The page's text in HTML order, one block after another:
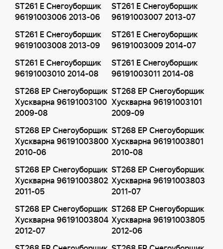
ST261 E Снегоуборщик
96191003006 2013-06
ST261 E Снегоуборщик
96191003007 2013-07
ST261 E Снегоуборщик
96191003008 2013-09
ST261 E Снегоуборщик
96191003009 2014-07
ST261 E Снегоуборщик
96191003010 2014-08
ST261 E Снегоуборщик
96191003011 2014-08
ST268 EP Снегоуборщик
Хускварна 96191003100
2009-08
ST268 EP Снегоуборщик
Хускварна 96191003101
2009-09
ST268 EP Снегоуборщик
Хускварна 96191003800
2010-06
ST268 EP Снегоуборщик
Хускварна 96191003801
2010-08
ST268 EP Снегоуборщик
Хускварна 96191003802
2011-05
ST268 EP Снегоуборщик
Хускварна 96191003803
2011-07
ST268 EP Снегоуборщик
Хускварна 96191003804
2012-07
ST268 EP Снегоуборщик
Хускварна 96191003805
2012-06